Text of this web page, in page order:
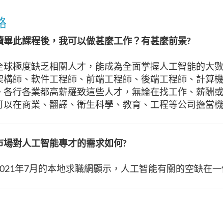
畢此課程後，我可以做甚麼工作？有甚麼前景?
球極度缺乏相關人才，能成為全面掌握人工智能的大
構師、軟件工程師、前端工程師、後端工程師、計算
各行各業都高薪羅致這些人才，無論在找工作、薪酬
以在商業、翻譯、衛生科學、教育、工程等公司擔當
場對人工智能專才的需求如何?
年7月的本地求職網顯示，人工智能有關的空缺在一